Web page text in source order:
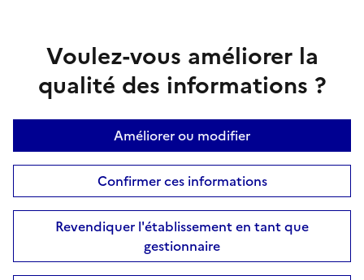
Voulez-vous améliorer la
qualité des informations ?
Améliorer ou modifier
Confirmer ces informations
Revendiquer l'établissement en tant que
gestionnaire